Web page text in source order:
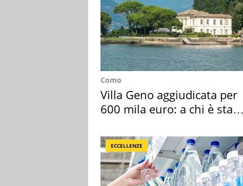
Como
Villa Geno aggiudicata per
600 mila euro: a chi è stata
ECCELLENZE